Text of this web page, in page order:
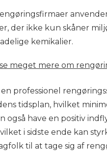
der ikke kun skåner
kemikalier.
meget mere om
professionel
tidsplan, hvilket
også have en positiv
i sidste ende kan
til at tage sig af